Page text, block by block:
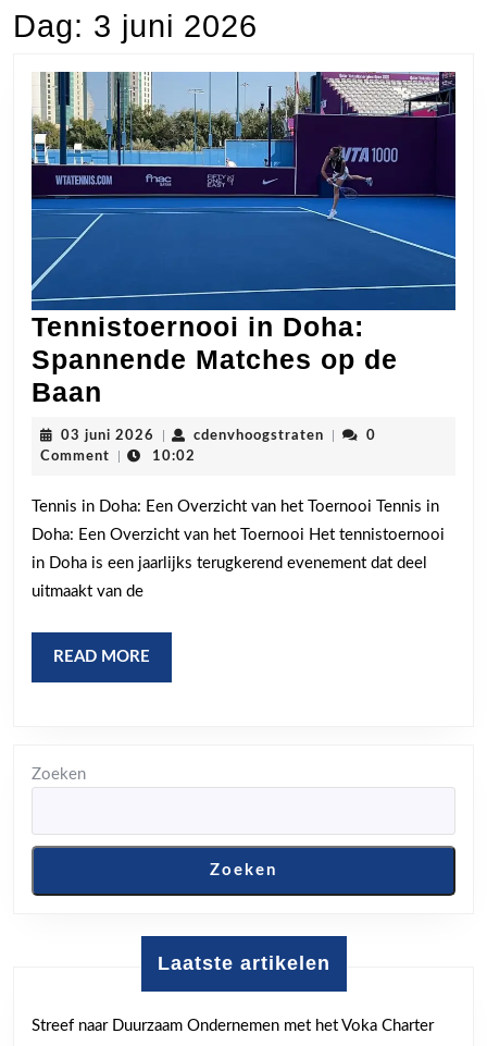
Dag: 3 juni 2026
Tennistoernooi in Doha:
Spannende Matches op de
Baan
in
Doha:
Matches
op
de
03 juni 2026 03
juni
cdenvhoogstraten cdenvhoogstraten
0
Comment
10:02
Tennis in Doha: Een Overzicht van het Toernooi Tennis in
Doha: Een Overzicht van het Toernooi Het tennistoernooi
in Doha is een jaarlijks terugkerend evenement dat deel
uitmaakt van de
READ MORE
MORE
Zoeken
Zoeken
Laatste artikelen
Streef naar Duurzaam Ondernemen met het Voka Charter